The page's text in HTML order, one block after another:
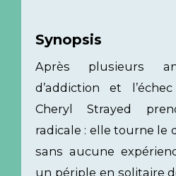
Synopsis
Après plusieurs
d’addiction et
Cheryl Strayed
radicale : elle tourne le
sans aucune
un périple en solitaire